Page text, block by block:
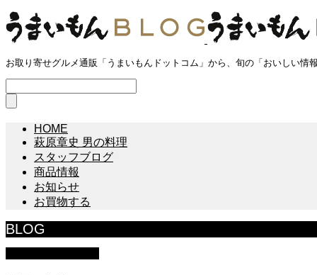
お取り寄せグルメ通販「うまいもんドットコム」から、旬の「おいしい情
HOME
萩原章史 男の料理
スタッフブログ
商品情報
お知らせ
お買物する
BLOG